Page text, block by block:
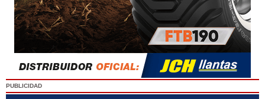
PUBLICIDAD